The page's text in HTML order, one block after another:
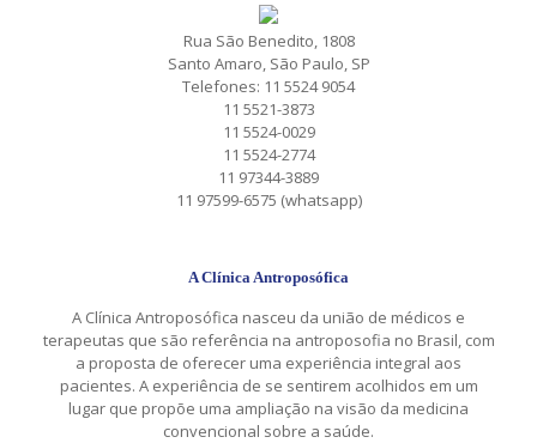
Rua São Benedito, 1808
Santo Amaro, São Paulo, SP
Telefones: 11 5524 9054
11 5521-3873
11 5524-0029
11 5524-2774
11 97344-3889
11 97599-6575 (whatsapp)
A Clínica Antroposófica
A Clínica Antroposófica nasceu da união de médicos e
terapeutas que são referência na antroposofia no Brasil, com
a proposta de oferecer uma experiência integral aos
pacientes. A experiência de se sentirem acolhidos em um
lugar que propõe uma ampliação na visão da medicina
convencional sobre a saúde.